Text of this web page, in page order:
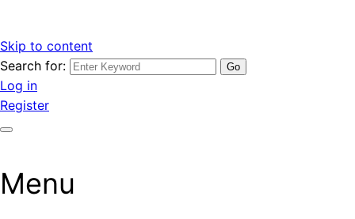
Skip to content
รับจ้างโพสต์ขายบ้านราคาถูก รับโพสต์ลงเว็บขายบ้าน ที่ดิน อสัง
หา โพสต์คุณภาพ ราคาคุ้มค่า แตกต่างกว่า
เว็บไซต์ รับจ้างโพสต์ขายบ้านราคาถูก อสังหา ทีดิน โพสต์ลงเว็บ
ขายบ้าน รับโพสต์ที่ดิน อสังหา เน้นผลงาน รับรองคุณภาพ ติดกู
เกิ้ลหน้าแรกทุกโพสต์ได้จริง ที่เดียวในไทย
Search for:
Log in
Register
Menu